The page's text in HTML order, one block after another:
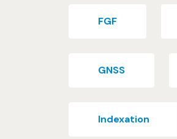
FGF
GNSS
Indexation